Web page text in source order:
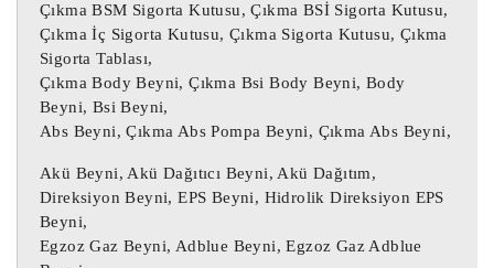
bulunabilir ancak tamamen çalışır
durumdadır ve amaçlandığı gibi
çalışmaktadır.
Yukarıdaki tabloda yer alan parça
numarası parçanızın numarası ile aynı
çalışmayacaktır.
Motor beyni, Oto beyin, Motor beyini,
Çıkma BSM Sigorta Kutusu, Çıkma BSİ Sigorta Kutusu,
Çıkma İç Sigorta Kutusu, Çıkma Sigorta Kutusu, Çıkma
Sigorta Tablası,
Çıkma Body Beyni, Çıkma Bsi Body Beyni, Body
Beyni, Bsi Beyni,
Abs Beyni, Çıkma Abs Pompa Beyni, Çıkma Abs Beyni,
Akü Beyni, Akü Dağıtıcı Beyni, Akü Dağıtım,
Direksiyon Beyni, EPS Beyni, Hidrolik Direksiyon EPS
Beyni,
Egzoz Gaz Beyni, Adblue Beyni, Egzoz Gaz Adblue